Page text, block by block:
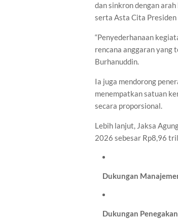
dan sinkron dengan
serta Asta Cita
“Penyederhanaan
rencana anggaran yang
Burhanuddin.
Ia juga mendorong
menempatkan satuan
secara proporsional.
Lebih lanjut, Jaksa
2026 sebesar Rp8,96
Dukungan
Dukungan